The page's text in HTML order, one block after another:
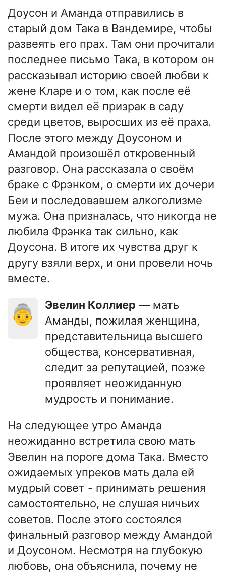
Доусон и Аманда отправились в
старый дом Така в Вандемире, чтобы
развеять его прах. Там они прочитали
последнее письмо Така, в котором он
рассказывал историю своей любви к
жене Кларе и о том, как после её
смерти видел её призрак в саду
среди цветов, выросших из её праха.
После этого между Доусоном и
Амандой произошёл откровенный
разговор. Она рассказала о своём
браке с Фрэнком, о смерти их дочери
Беи и последовавшем алкоголизме
мужа. Она призналась, что никогда не
любила Фрэнка так сильно, как
Доусона. В итоге их чувства друг к
другу взяли верх, и они провели ночь
вместе.
👵 Эвелин Коллиер — мать
Аманды, пожилая женщина,
представительница высшего
общества, консервативная,
следит за репутацией, позже
проявляет неожиданную
мудрость и понимание.
На следующее утро Аманда
неожиданно встретила свою мать
Эвелин на пороге дома Така. Вместо
ожидаемых упреков мать дала ей
мудрый совет - принимать решения
самостоятельно, не слушая ничьих
советов. После этого состоялся
финальный разговор между Амандой
и Доусоном. Несмотря на глубокую
любовь, она объяснила, почему не